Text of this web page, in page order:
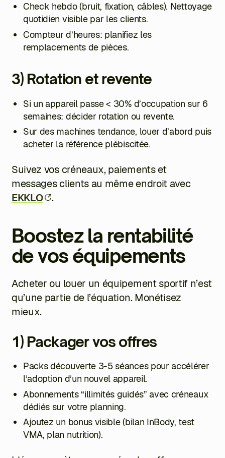
Check hebdo (bruit, fixation, câbles). Nettoyage
quotidien visible par les clients.
Compteur d’heures: planifiez les
remplacements de pièces.
3) Rotation et revente
Si un appareil passe < 30% d’occupation sur 6
semaines: décider rotation ou revente.
Sur des machines tendance, louer d’abord puis
acheter la référence plébiscitée.
Suivez vos créneaux, paiements et
messages clients au même endroit avec
EKKLO
.
Boostez la rentabilité
de vos équipements
Acheter ou louer un équipement sportif n’est
qu’une partie de l’équation. Monétisez
mieux.
1) Packager vos offres
Packs découverte 3-5 séances pour accélérer
l’adoption d’un nouvel appareil.
Abonnements “illimités guidés” avec créneaux
dédiés sur votre planning.
Ajoutez un bonus visible (bilan InBody, test
VMA, plan nutrition).